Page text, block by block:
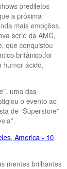
prediletos
a próxima
mais emoções.
série da AMC,
que conquistou
britânico,foi
humor ácido,
uma das
o evento ao
de “Superstore”
mentes brilhantes